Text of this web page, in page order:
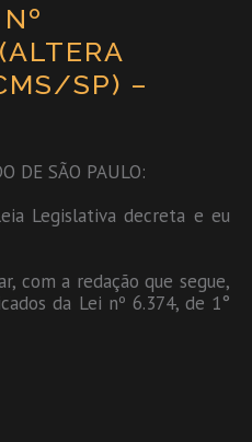
SP) –
DE SÃO PAULO:
Legislativa decreta e eu
com a redação que segue,
da Lei nº 6.374, de 1°